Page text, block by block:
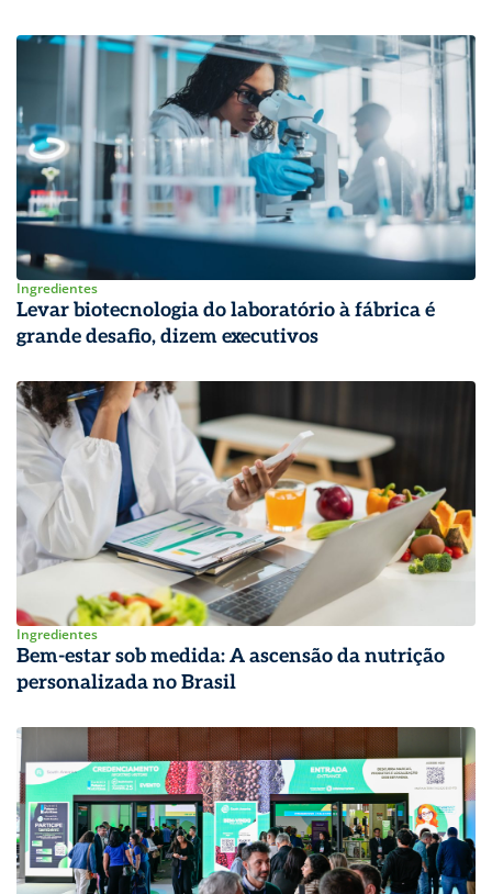
Ingredientes
Levar biotecnologia do laboratório à fábrica é
grande desafio, dizem executivos
Ingredientes
Bem-estar sob medida: A ascensão da nutrição
personalizada no Brasil